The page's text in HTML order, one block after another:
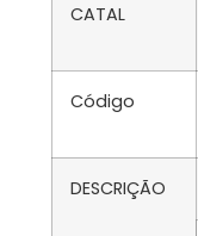
CATAL
Código
DESCRIÇÃO